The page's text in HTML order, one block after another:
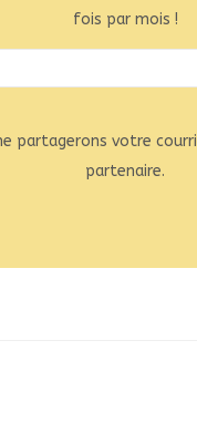
fois par mois !
partagerons votre
partenaire.